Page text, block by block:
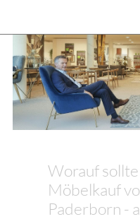
Worauf
Möbelkauf
Paderborn -